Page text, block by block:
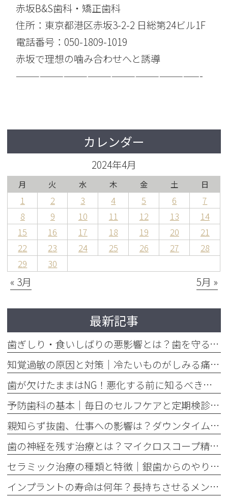
赤坂B&S歯科・矯正歯科
住所：東京都港区赤坂3-2-2 日総第24ビル1F
電話番号：050-1809-1019
赤坂で理想の噛み合わせへと誘導
———————————————————————-
カレンダー
2024年4月
月 火 水 木 金 土 日
1 2 3 4 5 6
7
8
9 10 11 12 13
14
15
16 17 18 19 20
21
22
23 24 25 26 27
28
29
30
« 3月 5月 »
最新記事
歯ぎしり・食いしばりの悪影響とは？歯を守るマウスピースの役割
知覚過敏の原因と対策｜冷たいものがしみる痛みを今すぐ和らげる方法
歯が欠けたままはNG！悪化する前に知るべき応急処置と歯医者での治療
予防歯科の基本｜毎日のセルフケアと定期検診で将来の歯を守る方法
親知らず抜歯、仕事への影響は？ダウンタイムと抜く基準を解説
歯の神経を残す治療とは？マイクロスコープ精密根管治療のメリット
セラミック治療の種類と特徴｜銀歯からのやり替えで後悔しない選び方
インプラントの寿命は何年？長持ちさせるメンテナンスの重要性を解説